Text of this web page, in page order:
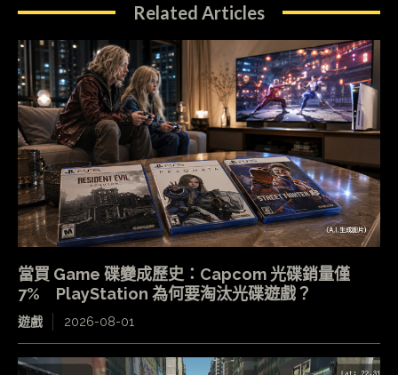
Related Articles
當買 Game 碟變成歷史：Capcom 光碟銷量僅
7% PlayStation 為何要淘汰光碟遊戲？
遊戲 2026-08-01